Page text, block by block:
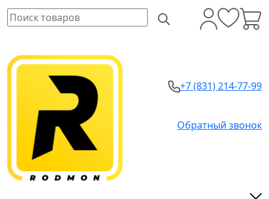
+7 (831) 214-77-99
Обратный звонок